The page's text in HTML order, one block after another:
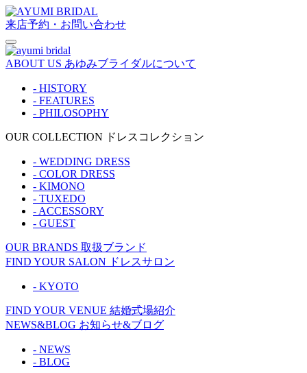
来店予約・お問い合わせ
ABOUT US あゆみブライダルについて
- HISTORY
- FEATURES
- PHILOSOPHY
OUR COLLECTION ドレスコレクション
- WEDDING DRESS
- COLOR DRESS
- KIMONO
- TUXEDO
- ACCESSORY
- GUEST
OUR BRANDS 取扱ブランド
FIND YOUR SALON ドレスサロン
- KYOTO
FIND YOUR VENUE 結婚式場紹介
NEWS&BLOG お知らせ&ブログ
- NEWS
- BLOG